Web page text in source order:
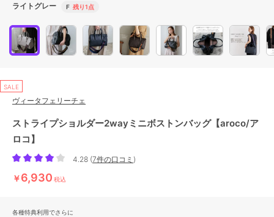
ライトグレー F 残り1点
SALE
ヴィータフェリーチェ
ストライプショルダー2wayミニボストンバッグ【aroco/ア
ロコ】
4.28 (7件の口コミ )
￥6,930 税込
各種特典利用でさらに